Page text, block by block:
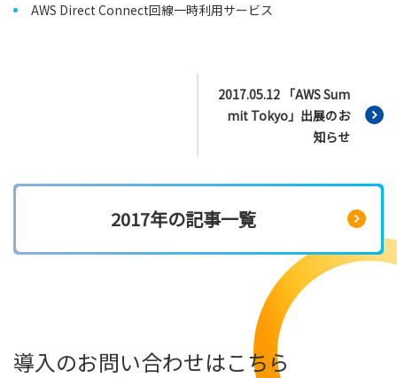
AWS Direct Connect回線一時利用サービス
2017.05.12 「AWS Sum
mit Tokyo」出展のお
知らせ
2017年の記事一覧
導入のお問い合わせはこちら